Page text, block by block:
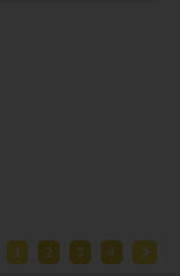
1 2 3 4